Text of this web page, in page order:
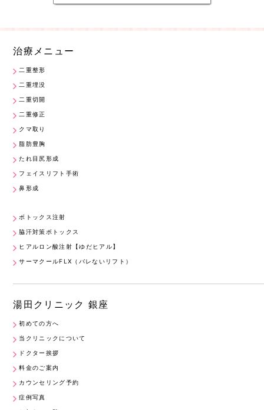
治療メニュー
二重整形
二重埋没
二重切開
二重修正
クマ取り
脂肪豊胸
たれ目尻形成
フェイスリフト手術
鼻形成
ボトックス注射
脇汗対策ボトックス
ヒアルロン酸注射【ゆだヒアル】
サーマクールFLX（バレないリフト）
湯田クリニック 銀座
初めての方へ
当クリニックについて
ドクター挨拶
料金のご案内
カウンセリング予約
症例写真